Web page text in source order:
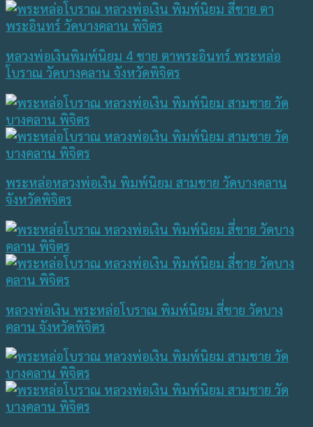
หลวงพ่อเงินพิมพ์นิยม 4 ชาย ตาพระอินทร์ พระหล่อ
โบราณ วัดบางคลาน จังหวัดพิจิตร
พระหล่อหลวงพ่อเงิน พิมพ์นิยม สามชาย วัดบางคลาน
จังหวัดพิจิตร
หลวงพ่อเงิน พระหล่อโบราณ พิมพ์นิยม สี่ชาย วัดบาง
คลาน จังหวัดพิจิตร